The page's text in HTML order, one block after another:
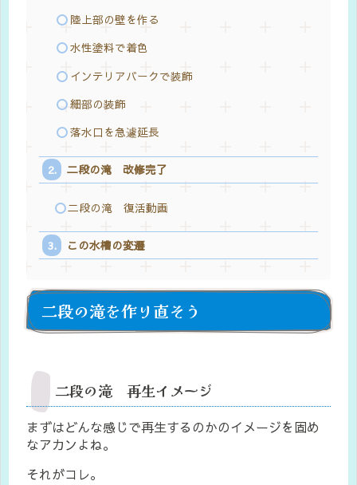
陸上部の壁を作る
水性塗料で着色
インテリアバークで装飾
細部の装飾
落水口を急遽延長
二段の滝 改修完了
二段の滝 復活動画
この水槽の変遷
二段の滝を作り直そう
二段の滝 再生イメージ
まずはどんな感じで再生するのかのイメージを固め
なアカンよね。
それがコレ。